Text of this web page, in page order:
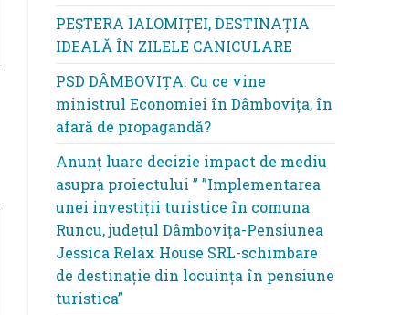
PEȘTERA IALOMIȚEI, DESTINAȚIA
IDEALĂ ÎN ZILELE CANICULARE
PSD DÂMBOVIȚA: Cu ce vine
ministrul Economiei în Dâmbovița, în
afară de propagandă?
Anunț luare decizie impact de mediu
asupra proiectului ” ”Implementarea
unei investiții turistice în comuna
Runcu, județul Dâmbovița-Pensiunea
Jessica Relax House SRL-schimbare
de destinație din locuința în pensiune
turistica”